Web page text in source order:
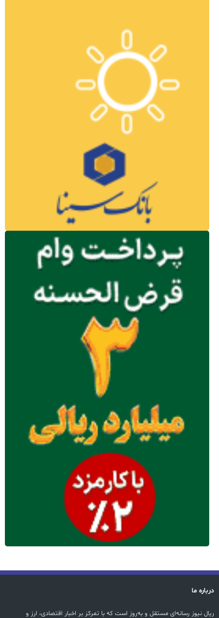
درباره ما
ریال نیوز رسانه‌ای مستقل و به‌روز است که با تمرکز بر اخبار اقتصادی، ارز و